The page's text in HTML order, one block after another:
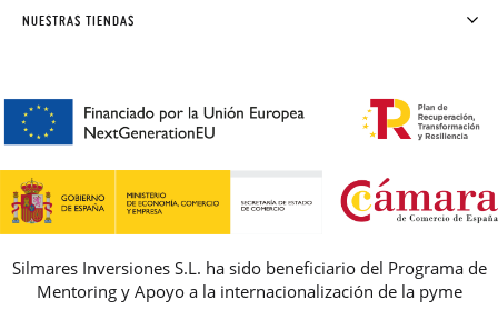
AVISO LEGAL, PRIVACIDAD Y COOKIES
REBAJAS
PREGUNTAS FRECUENTES
NUESTRAS TIENDAS
Silmares Inversiones S.L. ha sido beneficiario del Programa de
Mentoring y Apoyo a la internacionalización de la pyme